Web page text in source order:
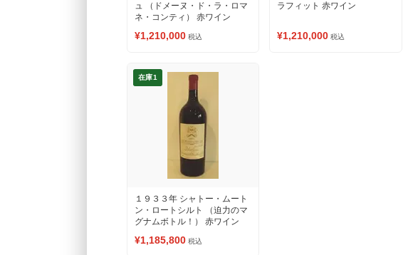
ュ （ドメーヌ・ド・ラ・ロマ
ネ・コンティ） 赤ワイン
¥1,210,000 税込
ラフィット 赤ワイン
¥1,210,000 税込
在庫1
１９３３年 シャトー・ムート
ン・ロートシルト （迫力のマ
グナムボトル！） 赤ワイン
¥1,185,800 税込